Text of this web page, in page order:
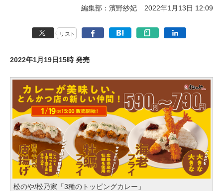
編集部：濱野紗妃 2022年1月13日 12:09
リスト
2022年1月19日15時 発売
松のや/松乃家「3種のトッピングカレー」